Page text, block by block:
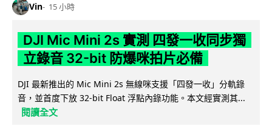
Vin 15 小時
DJI Mic Mini 2s 實測 四發一收同步獨
立錄音 32-bit 防爆咪拍片必備
DJI 最新推出的 Mic Mini 2s 無線咪支援「四發一收」分軌錄
音，並首度下放 32-bit Float 浮點內錄功能。本文經實測其...
閱讀全文